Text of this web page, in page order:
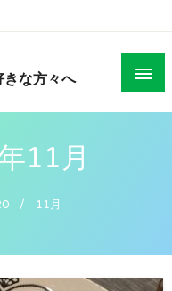
きな方々へ
11月
11月